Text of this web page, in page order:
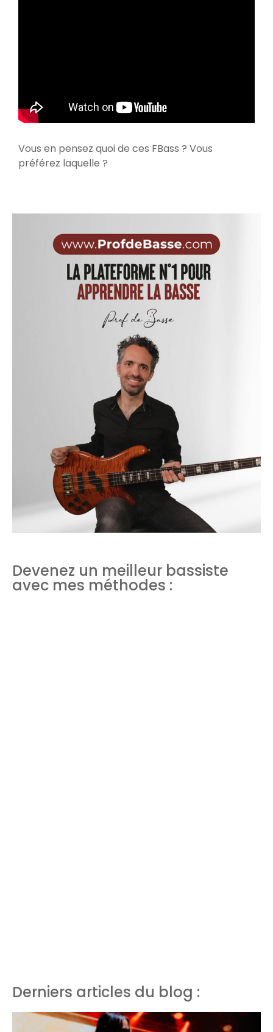
Vous en pensez quoi de ces FBass ? Vous
préférez laquelle ?
Devenez un meilleur bassiste
avec mes méthodes :
Derniers articles du blog :